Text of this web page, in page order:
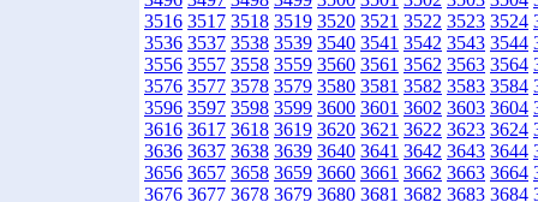
3516 3517 3518 3519 3520 3521 3522 3523 3524
3536 3537 3538 3539 3540 3541 3542 3543 3544
3556 3557 3558 3559 3560 3561 3562 3563 3564
3576 3577 3578 3579 3580 3581 3582 3583 3584
3596 3597 3598 3599 3600 3601 3602 3603 3604
3616 3617 3618 3619 3620 3621 3622 3623 3624
3636 3637 3638 3639 3640 3641 3642 3643 3644
3656 3657 3658 3659 3660 3661 3662 3663 3664
3676 3677 3678 3679 3680 3681 3682 3683 3684